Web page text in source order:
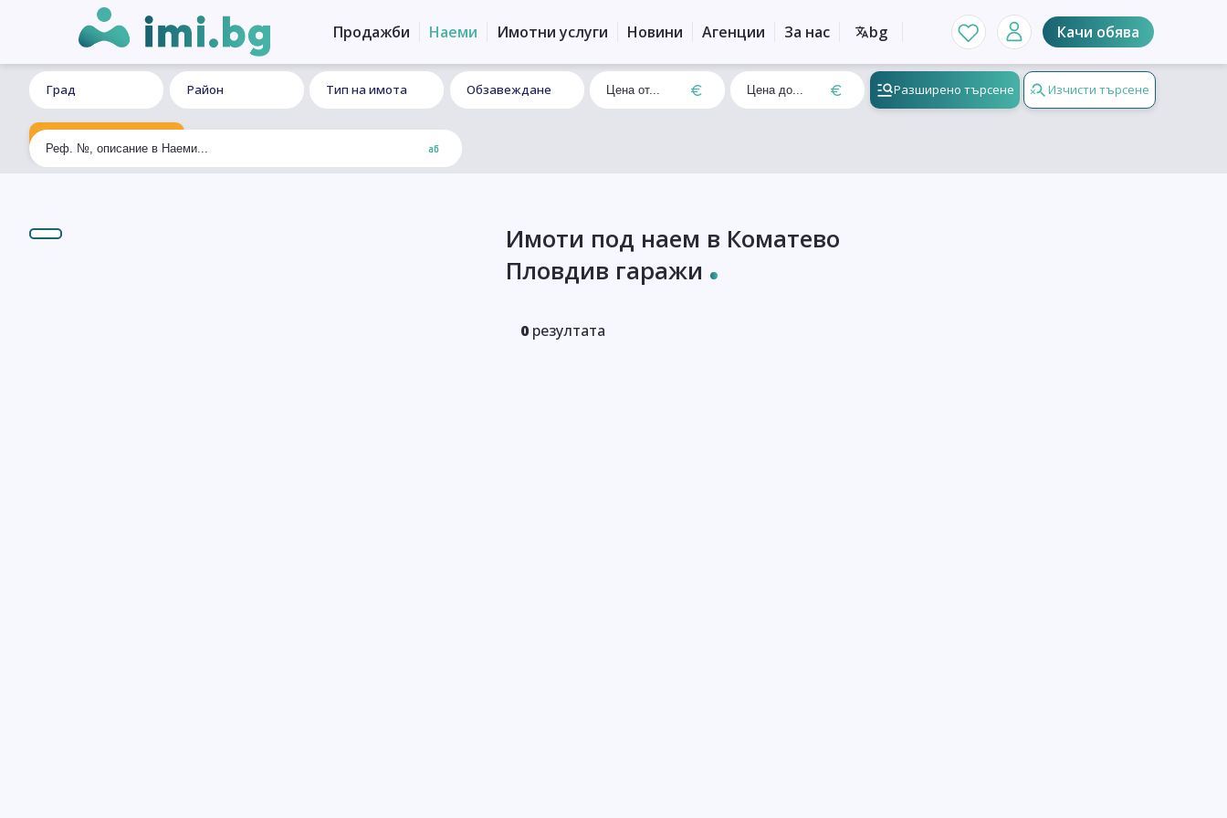
Продажби Наеми Имотни услуги Новини Агенции За нас bg Качи обява
Град Район Тип на имота Обзавеждане Разширено търсене Изчисти търсене
Ексклузивно търсене
Имоти под наем в Коматево
Пловдив гаражи
0 резултата